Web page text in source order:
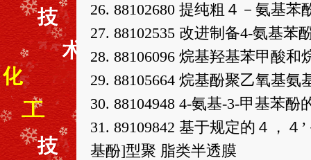
26. 88102680 提纯粗４－氨基苯
27. 88102535 改进制备4-氨基苯
28. 88106096 烷基羟基苯甲酸
29. 88105664 烷基酚聚乙氧基
30. 88104948 4-氨基-3-甲基苯酚
31. 89109842 基于规定的４，
基酚]型聚 脂类半透膜